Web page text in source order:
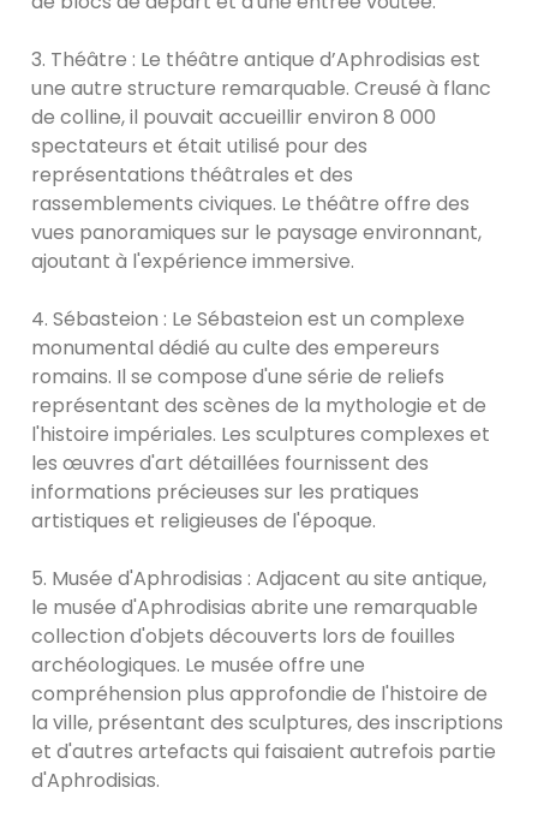
3. Théâtre : Le théâtre antique d’Aphrodisias est
une autre structure remarquable. Creusé à flanc
de colline, il pouvait accueillir environ 8 000
spectateurs et était utilisé pour des
représentations théâtrales et des
rassemblements civiques. Le théâtre offre des
vues panoramiques sur le paysage environnant,
ajoutant à l'expérience immersive.
4. Sébasteion : Le Sébasteion est un complexe
monumental dédié au culte des empereurs
romains. Il se compose d'une série de reliefs
représentant des scènes de la mythologie et de
l'histoire impériales. Les sculptures complexes et
les œuvres d'art détaillées fournissent des
informations précieuses sur les pratiques
artistiques et religieuses de l'époque.
5. Musée d'Aphrodisias : Adjacent au site antique,
le musée d'Aphrodisias abrite une remarquable
collection d'objets découverts lors de fouilles
archéologiques. Le musée offre une
compréhension plus approfondie de l'histoire de
la ville, présentant des sculptures, des inscriptions
et d'autres artefacts qui faisaient autrefois partie
d'Aphrodisias.